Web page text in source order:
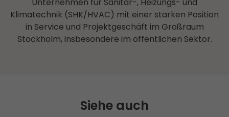
Unternehmen für Sanitär-, Heizungs- und
Klimatechnik (SHK/HVAC) mit einer starken Position
in Service und Projektgeschäft im Großraum
Stockholm, insbesondere im öffentlichen Sektor.
Siehe auch